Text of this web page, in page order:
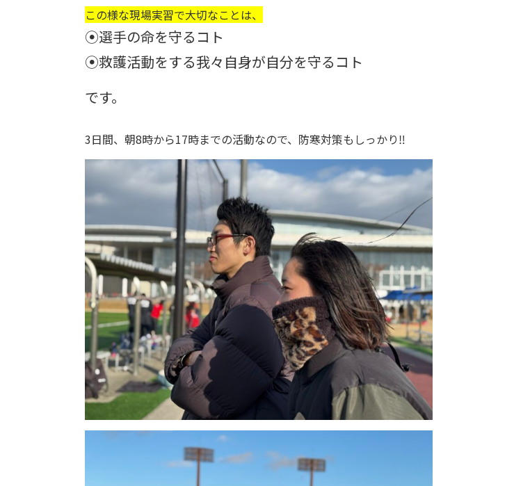
この様な現場実習で大切なことは、
⦿選手の命を守るコト
⦿救護活動をする我々自身が自分を守るコト
です。
3日間、朝8時から17時までの活動なので、防寒対策もしっかり‼